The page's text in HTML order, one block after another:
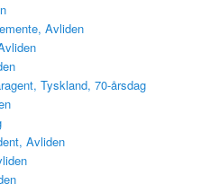
Avliden
Tyskland, 70-årsdag
Avliden